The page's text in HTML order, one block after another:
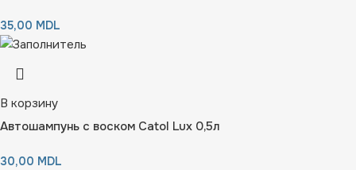
35,00 MDL
В корзину
Автошампунь с воском Catol Lux 0,5л
30,00 MDL